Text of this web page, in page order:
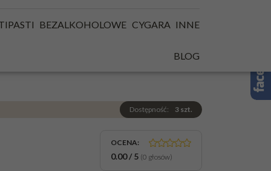
BEZALKOHOLOWE CYGARA INNE
BLOG
12YO MOSCATEL
Dostępność: 3 szt.
OCENA:
0.00/5 (0 głosów)